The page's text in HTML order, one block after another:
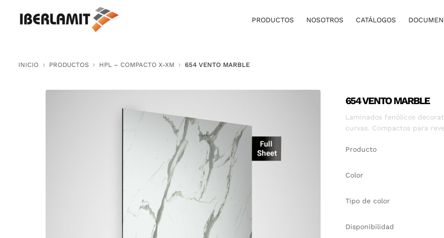
PRODUCTOS NOSOTROS CATÁLOGOS
INICIO PRODUCTOS HPL – COMPACTO X-XM 654 VENTO MARBLE
654 VENTO MARBLE
Laminados fenólicos
curvas. Compactos para
Producto
Color
Tipo de color
Disponibilidad